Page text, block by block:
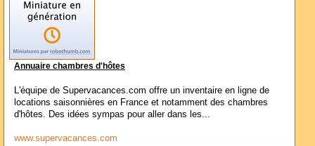
Annuaire chambres d'hôtes
L'équipe de Supervacances.com offre un inventaire en ligne de
locations saisonnières en France et notamment des chambres
d'hôtes. Des idées sympas pour aller dans les...
www.supervacances.com